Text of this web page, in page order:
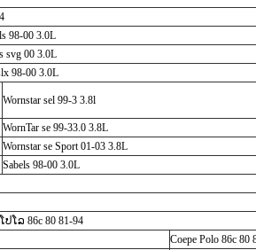
98-00 3.0L
svg 00 3.0L
98-00 3.0L
Wornstar sel 99-3 3.8l
WornTar se 99-33.0 3.8L
Wornstar se Sport 01-03 3.8L
Sabels 98-00 3.0L
ໂປໂລ 86c 80 81-94
Coepe Polo 86c 80